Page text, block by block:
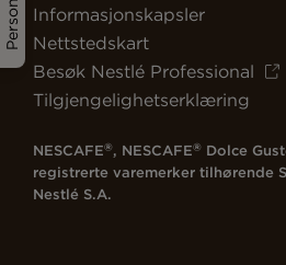
Informasjonskapsler
Nettstedskart
Besøk Nestlé Professional
Tilgjengelighetserklæring
NESCAFE®, NESCAFE® Dolce
registrerte varemerker tilhørende
Nestlé S.A.